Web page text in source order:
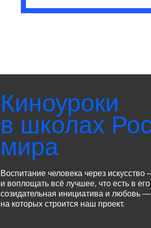
Киноуроки
в школах
мира
Воспитание человека через искусство
и воплощать всё лучшее, что есть в
созидательная инициатива и любовь —
на которых строится наш проект.